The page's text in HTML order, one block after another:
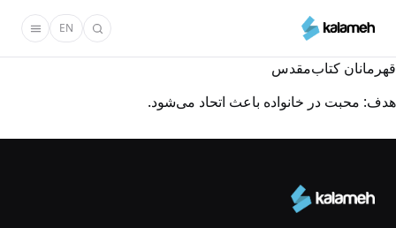
محتوای
اصلی
EN
قهرمانان کتاب‌مقدس
هدف: محبت در خانواده باعث اتحاد می‌شود.